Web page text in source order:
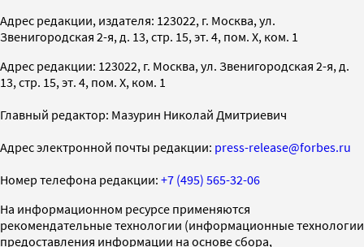
Адрес редакции, издателя: 123022, г. Москва, ул.
Звенигородская 2-я, д. 13, стр. 15, эт. 4, пом. X, ком. 1
Адрес редакции: 123022, г. Москва, ул. Звенигородская 2-я, д.
13, стр. 15, эт. 4, пом. X, ком. 1
Главный редактор: Мазурин Николай Дмитриевич
Адрес электронной почты редакции: press-release@forbes.ru
Номер телефона редакции: +7 (495) 565-32-06
На информационном ресурсе применяются
рекомендательные технологии (информационные технологии
предоставления информации на основе сбора,